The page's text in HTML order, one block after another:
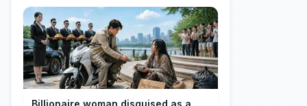
Billionaire woman disguised as a